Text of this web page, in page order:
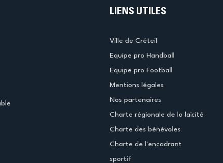
LIENS UTILES
Ville de Créteil
Equipe pro Handball
Equipe pro Football
Mentions légales
Nos partenaires
Charte régionale de la laïcité
Charte des bénévoles
Charte de l'encadrant
sportif